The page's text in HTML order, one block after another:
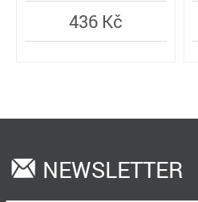
436 Kč
NEWSLETTER